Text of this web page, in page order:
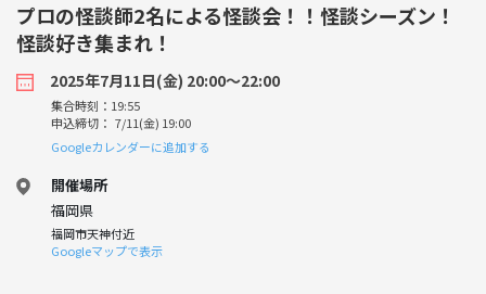
プロの怪談師2名による怪談会！！怪談シーズン！
怪談好き集まれ！
2025年7月11日(金) 20:00〜22:00
集合時刻：19:55
申込締切： 7/11(金) 19:00
Googleカレンダーに追加する
開催場所
福岡県
福岡市天神付近
Googleマップで表示